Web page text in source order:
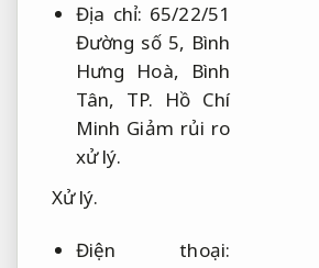
Địa chỉ: 65/22/51
Đường số 5, Bình
Hưng Hoà, Bình
Tân, TP. Hồ Chí
Minh Giảm rủi ro
xử lý.
Xử lý.
Điện thoại: